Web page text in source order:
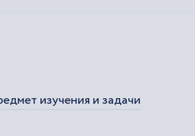
изучения и задачи